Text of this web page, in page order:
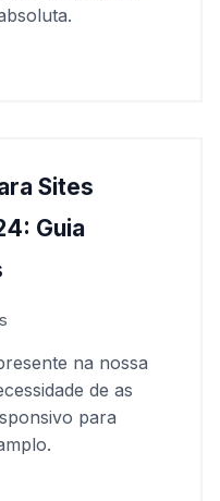
Sites
Guia
na nossa
de as
para